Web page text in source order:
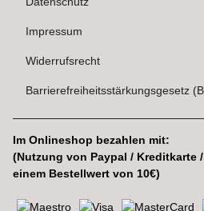
Impressum
Widerrufsrecht
Barrierefreiheitsstärkungsgesetz
Im Onlineshop bezahlen mit:
(Nutzung von Paypal / Kreditkarte
einem Bestellwert von 10€)